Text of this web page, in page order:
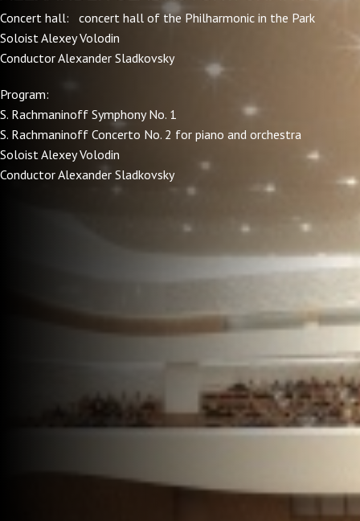
Concert hall: concert hall of the Philharmonic in the Park
Soloist Alexey Volodin
Conductor Alexander Sladkovsky
Program:
S. Rachmaninoff Symphony No. 1
S. Rachmaninoff Concerto No. 2 for piano and orchestra
Soloist Alexey Volodin
Conductor Alexander Sladkovsky